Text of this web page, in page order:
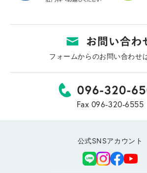
フォームからのお問い合わせ
Fax 096-320-6555
公式SNSアカウント